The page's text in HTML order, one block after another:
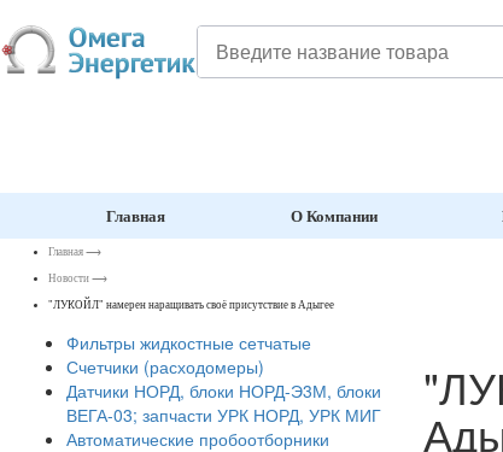
Главная О Компании
Главная ⟶
Новости ⟶
"ЛУКОЙЛ" намерен наращивать своё присутствие в Адыгее
Фильтры жидкостные сетчатые
Счетчики (расходомеры)
Датчики НОРД, блоки НОРД-Э3М, блоки
ВЕГА-03; запчасти УРК НОРД, УРК МИГ
Автоматические пробоотборники